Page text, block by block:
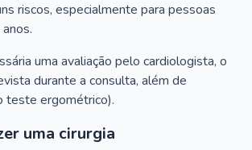
riscos, especialmente para pessoas
uma avaliação pelo cardiologista, o
durante a consulta, além de
teste ergométrico).
uma cirurgia